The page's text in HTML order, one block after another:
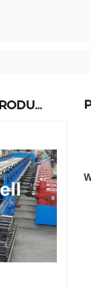
VERWANDTE PRODUKTE